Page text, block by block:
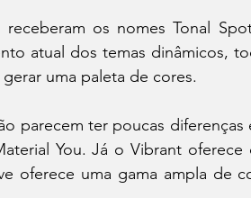
os nomes Tonal
atual dos temas dinâmicos,
uma paleta de cores.
parecem ter poucas diferenças
You. Já o Vibrant oferece
oferece uma gama ampla de